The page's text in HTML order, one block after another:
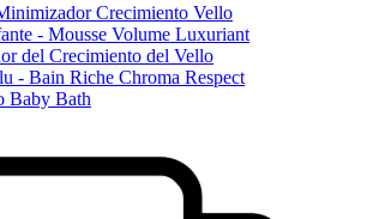
Crecimiento Vello
- Mousse Volume Luxuriant
del Crecimiento del Vello
- Bain Riche Chroma Respect
Baby Bath